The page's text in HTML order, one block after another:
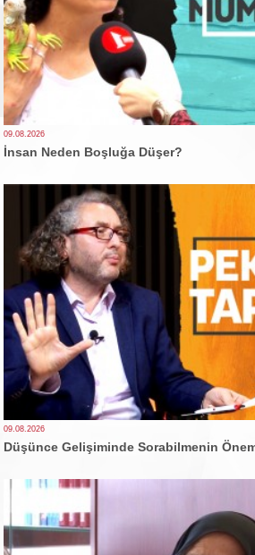
09.08.2026
İnsan Neden Boşluğa Düşer?
09.08.2026
Düşünce Gelişiminde Sorabilmenin